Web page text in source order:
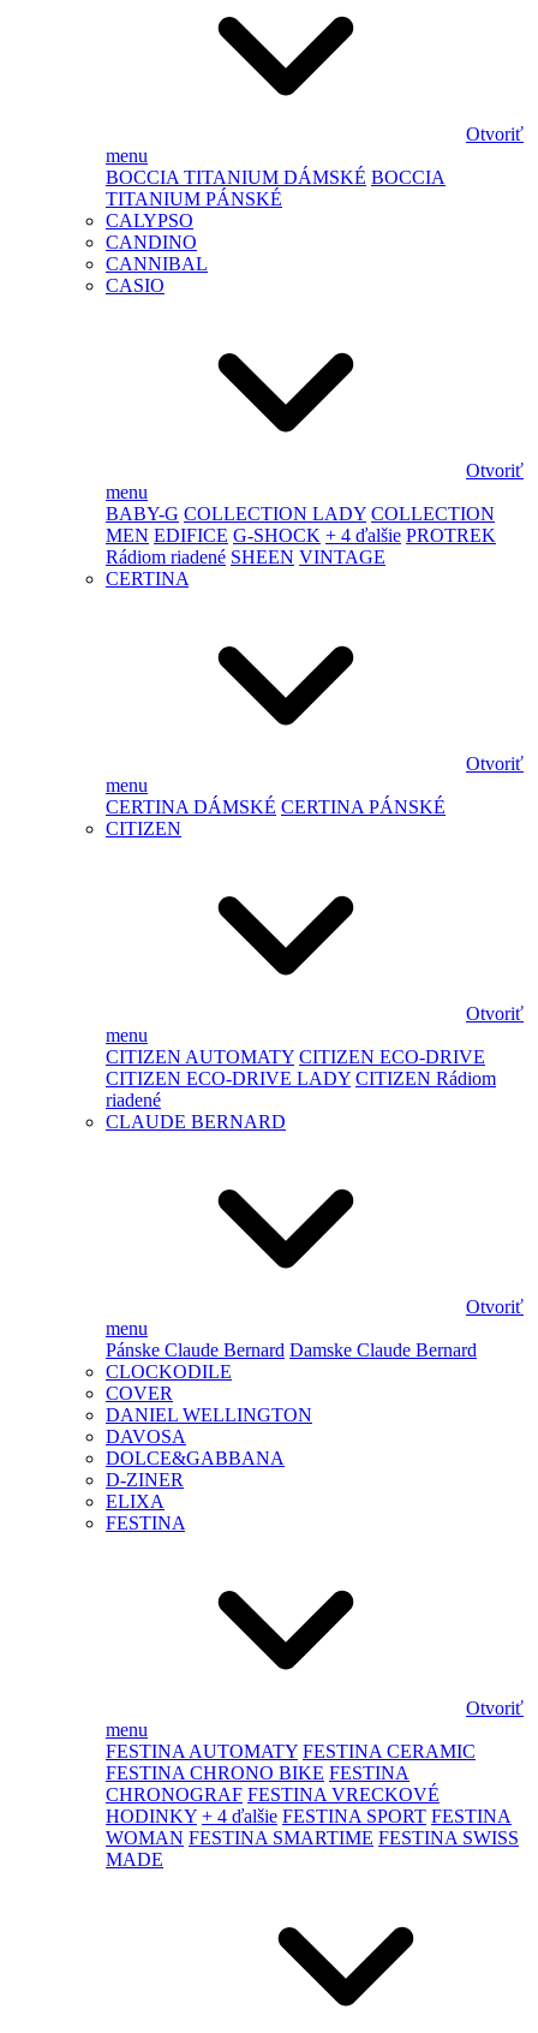
Otvoriť
menu
BOCCIA TITANIUM DÁMSKÉ BOCCIA
TITANIUM PÁNSKÉ
CALYPSO
CANDINO
CANNIBAL
CASIO
Otvoriť
menu
BABY-G COLLECTION LADY COLLECTION
MEN EDIFICE G-SHOCK + 4 ďalšie PROTREK
Rádiom riadené SHEEN VINTAGE
CERTINA
Otvoriť
menu
CERTINA DÁMSKÉ CERTINA PÁNSKÉ
CITIZEN
Otvoriť
menu
CITIZEN AUTOMATY CITIZEN ECO-DRIVE
CITIZEN ECO-DRIVE LADY CITIZEN Rádiom
riadené
CLAUDE BERNARD
Otvoriť
menu
Pánske Claude Bernard Damske Claude Bernard
CLOCKODILE
COVER
DANIEL WELLINGTON
DAVOSA
DOLCE&GABBANA
D-ZINER
ELIXA
FESTINA
Otvoriť
menu
FESTINA AUTOMATY FESTINA CERAMIC
FESTINA CHRONO BIKE FESTINA
CHRONOGRAF FESTINA VRECKOVÉ
HODINKY + 4 ďalšie FESTINA SPORT FESTINA
WOMAN FESTINA SMARTIME FESTINA SWISS
MADE